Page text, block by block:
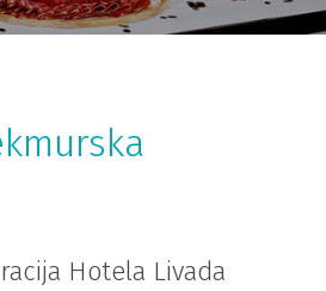
Hotela Livada